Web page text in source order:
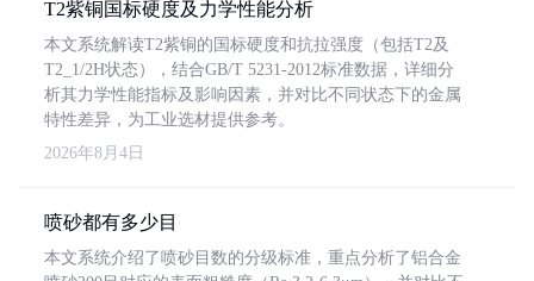
T2紫铜国标硬度及力学性能分析
本文系统解读T2紫铜的国标硬度和抗拉强度（包括T2及
T2_1/2H状态），结合GB/T 5231-2012标准数据，详细分
析其力学性能指标及影响因素，并对比不同状态下的金属
特性差异，为工业选材提供参考。
2026年8月4日
喷砂都有多少目
本文系统介绍了喷砂目数的分级标准，重点分析了铝合金